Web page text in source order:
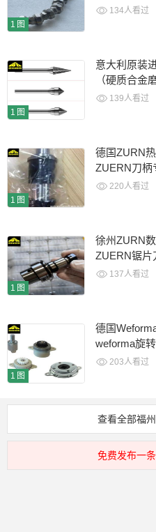
1图
134人看过
1图
意大利原装
（硬质合金
转锉-渭柏精
139人看过
1图
德国ZURN
ZUERN刀柄
定性强
220人看过
1图
徐州ZURN
ZUERN锯片
片轴向偏
137人看过
1图
德国
weforma旋
代理203人看过
查看全部福
免费发布一